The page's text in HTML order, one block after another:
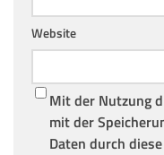
Website
Mit der Nutzung
mit der
Daten durch